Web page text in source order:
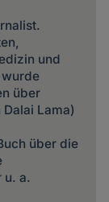
und
wurde
über
Lama)
über die
u. a.